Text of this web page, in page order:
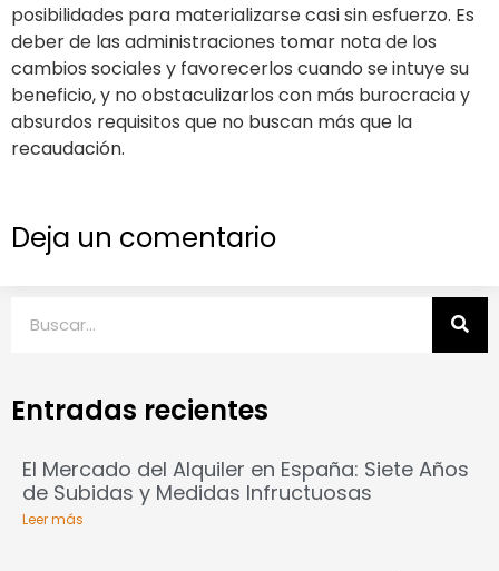
posibilidades para materializarse casi sin esfuerzo. Es
deber de las administraciones tomar nota de los
cambios sociales y favorecerlos cuando se intuye su
beneficio, y no obstaculizarlos con más burocracia y
absurdos requisitos que no buscan más que la
recaudación.
Deja un comentario
Entradas recientes
El Mercado del Alquiler en España: Siete Años
de Subidas y Medidas Infructuosas
Leer más